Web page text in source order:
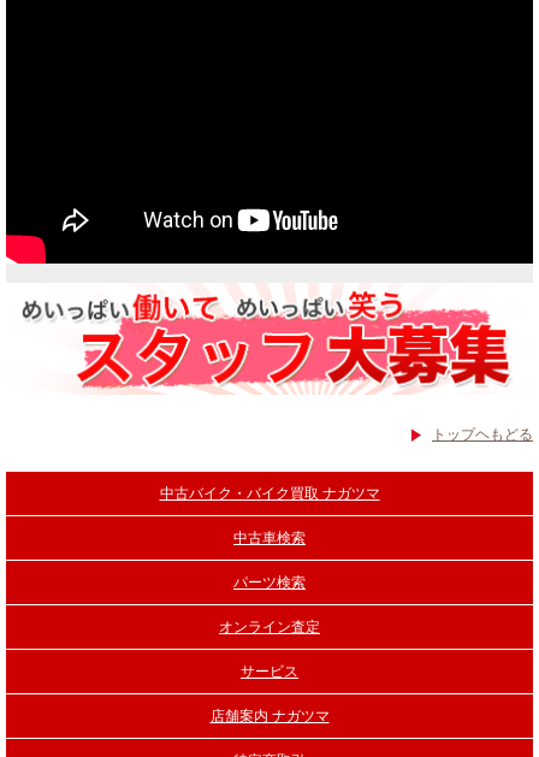
トップヘもどる
中古バイク・バイク買取 ナガツマ
中古車検索
パーツ検索
オンライン査定
サービス
店舗案内 ナガツマ